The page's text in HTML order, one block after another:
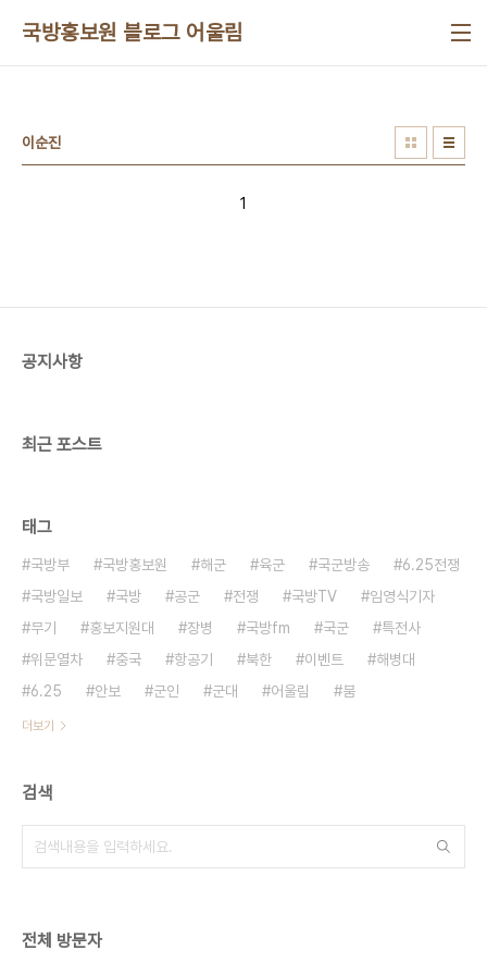
국방홍보원 블로그 어울림
이순진
1
공지사항
최근 포스트
태그
국방부 국방홍보원 해군 육군 국군방송
6.25전쟁
국방일보
국방 공군 전쟁 국방TV
임영식기자
무기
홍보지원대 장병 국방fm 국군
특전사
위문열차
중국 항공기 북한 이벤트
해병대
6.25
안보 군인 군대 어울림 붐
더보기
검색
전체 방문자